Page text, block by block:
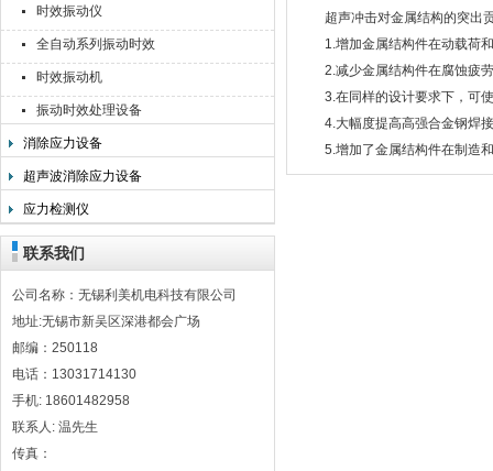
时效振动仪
全自动系列振动时效
时效振动机
振动时效处理设备
消除应力设备
超声波消除应力设备
应力检测仪
联系我们
公司名称：无锡利美机电科技有限公司
地址:无锡市新吴区深港都会广场
邮编：250118
电话：13031714130
手机: 18601482958
联系人: 温先生
传真：
超声冲击对金属结构的突出
1.增加金属结构件在动载荷和
2.减少金属结构件在腐蚀疲劳
3.在同样的设计要求下，可使
4.大幅度提高高强合金钢焊接
5.增加了金属结构件在制造和